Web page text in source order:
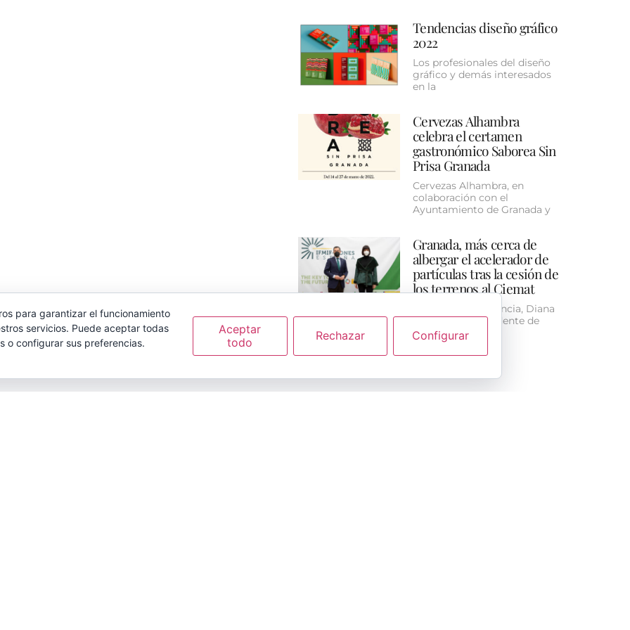
Tendencias diseño gráfico
2022
Los profesionales del diseño
gráfico y demás interesados
en la
Cervezas Alhambra
celebra el certamen
gastronómico Saborea Sin
Prisa Granada
Cervezas Alhambra, en
colaboración con el
Ayuntamiento de Granada y
Granada, más cerca de
albergar el acelerador de
partículas tras la cesión de
los terrenos al Ciemat
La ministra de Ciencia, Diana
Morant, y el presidente de
para garantizar el funcionamiento
servicios. Puede aceptar todas
o configurar sus preferencias.
Aceptar
todo
Rechazar Configurar